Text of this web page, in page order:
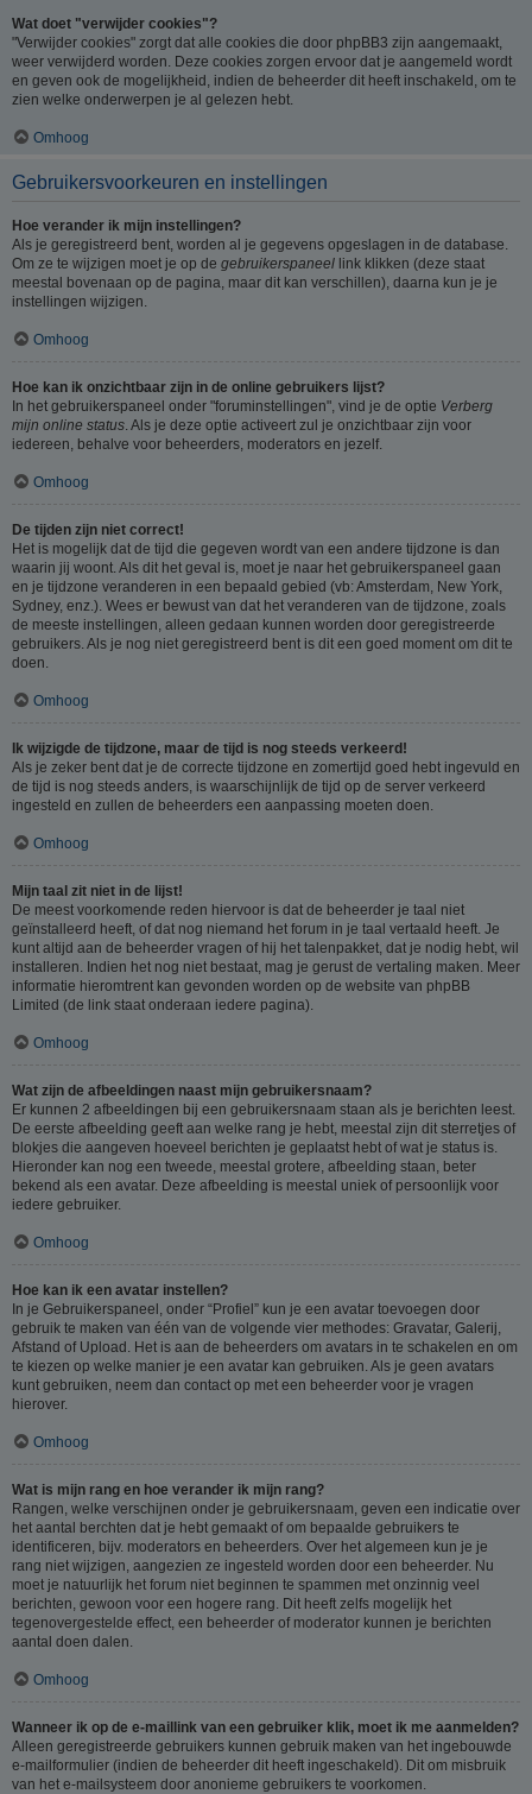
Wat doet "verwijder cookies"?
"Verwijder cookies" zorgt dat alle cookies die door phpBB3 zijn aangemaakt,
weer verwijderd worden. Deze cookies zorgen ervoor dat je aangemeld wordt
en geven ook de mogelijkheid, indien de beheerder dit heeft inschakeld, om te
zien welke onderwerpen je al gelezen hebt.
Omhoog
Gebruikersvoorkeuren en instellingen
Hoe verander ik mijn instellingen?
Als je geregistreerd bent, worden al je gegevens opgeslagen in de database.
Om ze te wijzigen moet je op de gebruikerspaneel link klikken (deze staat
meestal bovenaan op de pagina, maar dit kan verschillen), daarna kun je je
instellingen wijzigen.
Omhoog
Hoe kan ik onzichtbaar zijn in de online gebruikers lijst?
In het gebruikerspaneel onder "foruminstellingen", vind je de optie Verberg
mijn online status . Als je deze optie activeert zul je onzichtbaar zijn voor
iedereen, behalve voor beheerders, moderators en jezelf.
Omhoog
De tijden zijn niet correct!
Het is mogelijk dat de tijd die gegeven wordt van een andere tijdzone is dan
waarin jij woont. Als dit het geval is, moet je naar het gebruikerspaneel gaan
en je tijdzone veranderen in een bepaald gebied (vb: Amsterdam, New York,
Sydney, enz.). Wees er bewust van dat het veranderen van de tijdzone, zoals
de meeste instellingen, alleen gedaan kunnen worden door geregistreerde
gebruikers. Als je nog niet geregistreerd bent is dit een goed moment om dit te
doen.
Omhoog
Ik wijzigde de tijdzone, maar de tijd is nog steeds verkeerd!
Als je zeker bent dat je de correcte tijdzone en zomertijd goed hebt ingevuld en
de tijd is nog steeds anders, is waarschijnlijk de tijd op de server verkeerd
ingesteld en zullen de beheerders een aanpassing moeten doen.
Omhoog
Mijn taal zit niet in de lijst!
De meest voorkomende reden hiervoor is dat de beheerder je taal niet
geïnstalleerd heeft, of dat nog niemand het forum in je taal vertaald heeft. Je
kunt altijd aan de beheerder vragen of hij het talenpakket, dat je nodig hebt, wil
installeren. Indien het nog niet bestaat, mag je gerust de vertaling maken. Meer
informatie hieromtrent kan gevonden worden op de website van phpBB
Limited (de link staat onderaan iedere pagina).
Omhoog
Wat zijn de afbeeldingen naast mijn gebruikersnaam?
Er kunnen 2 afbeeldingen bij een gebruikersnaam staan als je berichten leest.
De eerste afbeelding geeft aan welke rang je hebt, meestal zijn dit sterretjes of
blokjes die aangeven hoeveel berichten je geplaatst hebt of wat je status is.
Hieronder kan nog een tweede, meestal grotere, afbeelding staan, beter
bekend als een avatar. Deze afbeelding is meestal uniek of persoonlijk voor
iedere gebruiker.
Omhoog
Hoe kan ik een avatar instellen?
In je Gebruikerspaneel, onder “Profiel” kun je een avatar toevoegen door
gebruik te maken van één van de volgende vier methodes: Gravatar, Galerij,
Afstand of Upload. Het is aan de beheerders om avatars in te schakelen en om
te kiezen op welke manier je een avatar kan gebruiken. Als je geen avatars
kunt gebruiken, neem dan contact op met een beheerder voor je vragen
hierover.
Omhoog
Wat is mijn rang en hoe verander ik mijn rang?
Rangen, welke verschijnen onder je gebruikersnaam, geven een indicatie over
het aantal berchten dat je hebt gemaakt of om bepaalde gebruikers te
identificeren, bijv. moderators en beheerders. Over het algemeen kun je je
rang niet wijzigen, aangezien ze ingesteld worden door een beheerder. Nu
moet je natuurlijk het forum niet beginnen te spammen met onzinnig veel
berichten, gewoon voor een hogere rang. Dit heeft zelfs mogelijk het
tegenovergestelde effect, een beheerder of moderator kunnen je berichten
aantal doen dalen.
Omhoog
Wanneer ik op de e-maillink van een gebruiker klik, moet ik me aanmelden?
Alleen geregistreerde gebruikers kunnen gebruik maken van het ingebouwde
e-mailformulier (indien de beheerder dit heeft ingeschakeld). Dit om misbruik
van het e-mailsysteem door anonieme gebruikers te voorkomen.